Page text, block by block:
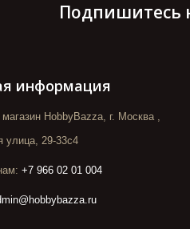
Подпишитесь
информация
магазин HobbyBazza, г. Москва ,
улица, 29-33с4
+7 966 02 01 004